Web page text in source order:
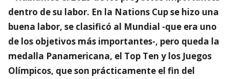
dentro de su labor. En la Nations Cup se hizo una
buena labor, se clasificó al Mundial -que era uno
de los objetivos más importantes-, pero queda la
medalla Panamericana, el Top Ten y los Juegos
Olímpicos, que son prácticamente el fin del